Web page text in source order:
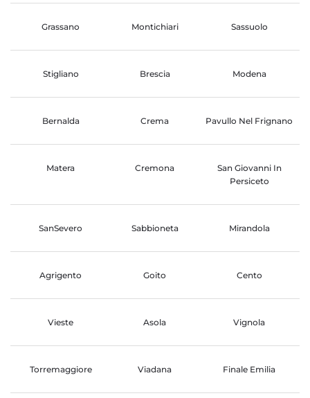
Grassano Montichiari Sassuolo
Stigliano Brescia Modena
Bernalda Crema Pavullo Nel Frignano
Matera Cremona
San Giovanni In
Persiceto
SanSevero Sabbioneta Mirandola
Agrigento Goito Cento
Vieste Asola Vignola
Torremaggiore Viadana Finale Emilia